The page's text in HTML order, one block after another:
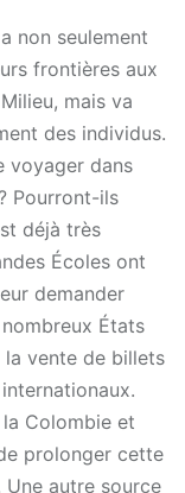
non seulement
frontières aux
mais va
des individus.
voyager dans
Pourront-ils
déjà très
Écoles ont
demander
États
la vente de billets
la Colombie et
prolonger cette
Une autre source